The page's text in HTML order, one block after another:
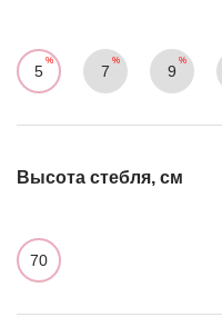
5 7 9
Высота стебля, см
70